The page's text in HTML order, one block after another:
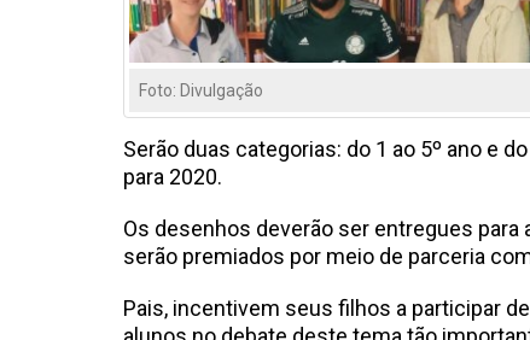
Foto: Divulgação
Serão duas categorias: do 1 ao 5º ano e
para 2020.
Os desenhos deverão ser entregues
serão premiados por meio de parceria
Pais, incentivem seus filhos a participar